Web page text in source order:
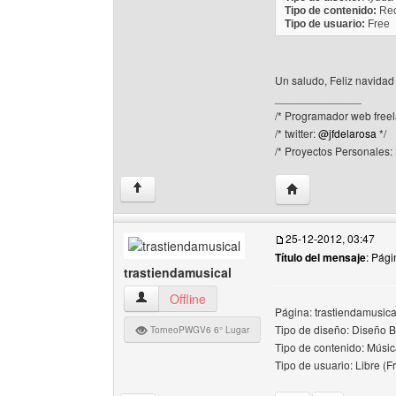
Tipo de contenido:
Tipo de usuario: Free
Un saludo, Feliz navidad
/* Programador web
/* twitter:@jfdelarosa */
/* Proyectos Personales:
↑ Visitar sitio web
trastiendamusical
trastiendamusical Ver perfil del usuario
Offline
TorneoPWGV6 6° Lugar
25-12-2012, 03:47
Título del mensaje:
Página:
Tipo de diseño: Diseño
Tipo de contenido:
Tipo de usuario: Libre